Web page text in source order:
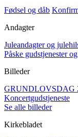
Fødsel og dåb
Andagter
Juleandagter og
Påske gudstjenester
Billeder
GRUNDLOVSDAG
Koncertgudstjeneste
Se alle billeder
Kirkebladet